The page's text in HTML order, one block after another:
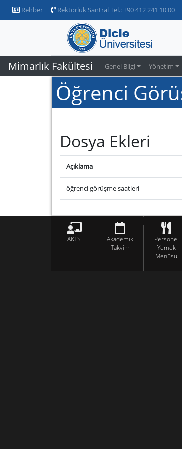
Rehber Rektörlük Santral Tel.: +90 412 241 10 00
Mimarlık Fakültesi Genel Bilgi Yönetim
Öğrenci
Dosya Ekleri
Açıklama
öğrenci görüşme saatleri
AKTS
Akademik
Takvim
Personel
Yemek
Menüsü